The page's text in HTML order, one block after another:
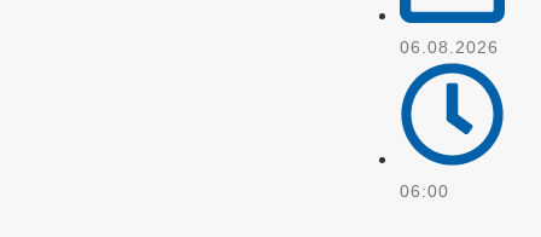
06.08.2026
06:00